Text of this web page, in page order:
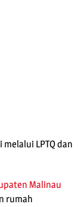
LPTQ dan
Malinau
rumah